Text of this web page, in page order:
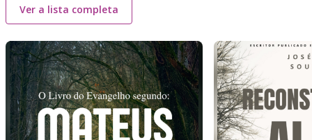
Ver a lista completa